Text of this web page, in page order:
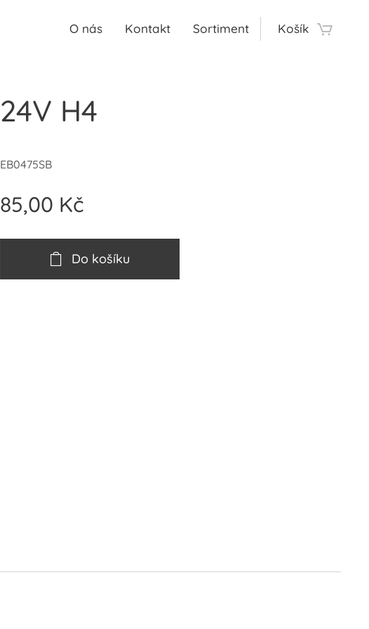
O nás Kontakt Sortiment Košík
24V H4
EB0475SB
85,00 Kč
Do košíku